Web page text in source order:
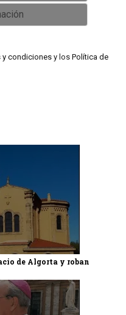
y condicionesy los Política de
de Algorta y roban